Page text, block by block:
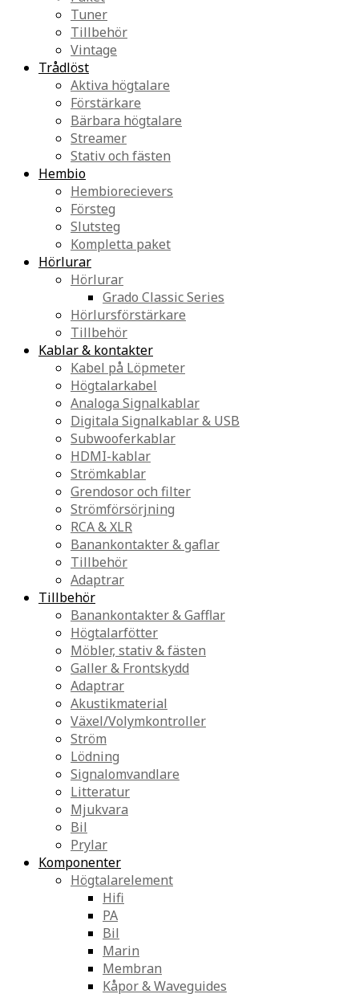
Tuner
Tillbehör
Vintage
Trådlöst
Aktiva högtalare
Förstärkare
Bärbara högtalare
Streamer
Stativ och fästen
Hembio
Hembiorecievers
Försteg
Slutsteg
Kompletta paket
Hörlurar
Hörlurar
Grado Classic Series
Hörlursförstärkare
Tillbehör
Kablar & kontakter
Kabel på Löpmeter
Högtalarkabel
Analoga Signalkablar
Digitala Signalkablar & USB
Subwooferkablar
HDMI-kablar
Strömkablar
Grendosor och filter
Strömförsörjning
RCA & XLR
Banankontakter & gaflar
Tillbehör
Adaptrar
Tillbehör
Banankontakter & Gafflar
Högtalarfötter
Möbler, stativ & fästen
Galler & Frontskydd
Adaptrar
Akustikmaterial
Växel/Volymkontroller
Ström
Lödning
Signalomvandlare
Litteratur
Mjukvara
Bil
Prylar
Komponenter
Högtalarelement
Hifi
PA
Bil
Marin
Membran
Kåpor & Waveguides